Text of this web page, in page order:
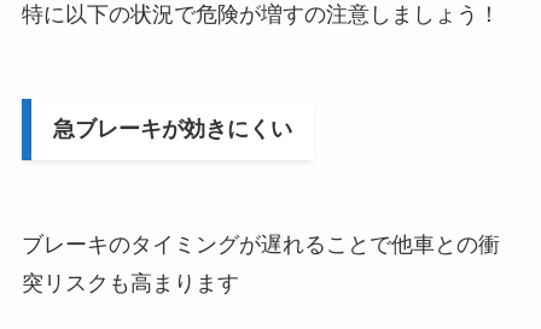
特に以下の状況で危険が増すの注意しましょう！
急ブレーキが効きにくい
ブレーキのタイミングが遅れることで他車との衝
突リスクも高まります